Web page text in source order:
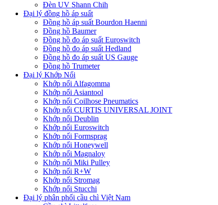
Đèn UV Shann Chih
Đại lý đồng hồ áp suất
Đồng hồ áp suất Bourdon Haenni
Đồng hồ Baumer
Đồng hồ đo áp suất Euroswitch
Đồng hồ đo áp suất Hedland
Đồng hồ đo áp suất US Gauge
Đồng hồ Trumeter
Đại lý Khớp Nối
Khớp nối Alfagomma
Khớp nối Asiantool
Khớp nối Coilhose Pneumatics
Khớp nối CURTIS UNIVERSAL JOINT
Khớp nối Deublin
Khớp nối Euroswitch
Khớp nối Formsprag
Khớp nối Honeywell
Khớp nối Magnaloy
Khớp nối Miki Pulley
Khớp nối R+W
Khớp nối Stromag
Khớp nối Stucchi
Đại lý phân phối cầu chì Việt Nam